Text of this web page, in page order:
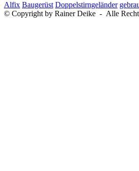
Alfix Baugerüst Doppelstirngeländer
© Copyright by Rainer Deike - Alle